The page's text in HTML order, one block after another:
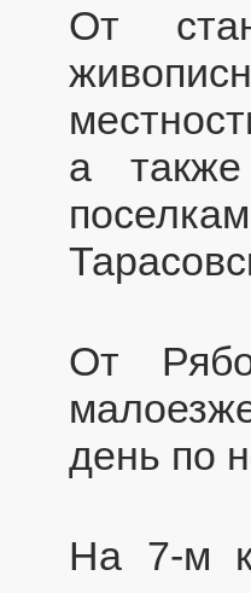
От
а
От
день по
На 7-м